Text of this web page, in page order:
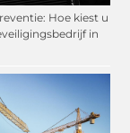
Hoe kiest u
in